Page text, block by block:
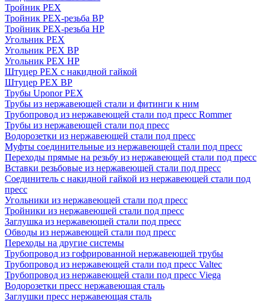
Тройник PEX
Тройник PEX-резьба ВР
Тройник PEX-резьба НР
Угольник PEX
Угольник PEX ВР
Угольник PEX НР
Штуцер PEX c накидной гайкой
Штуцер PEX ВР
Трубы Uponor PEX
Трубы из нержавеющей стали и фитинги к ним
Трубопровод из нержавеющей стали под пресс Rommer
Трубы из нержавеющей стали под пресс
Водорозетки из нержавеющей стали под пресс
Муфты соединительные из нержавеющей стали под пресс
Переходы прямые на резьбу из нержавеющей стали под пресс
Вставки резьбовые из нержавеющей стали под пресс
Соединитель с накидной гайкой из нержавеющей стали под
пресс
Угольники из нержавеющей стали под пресс
Тройники из нержавеющей стали под пресс
Заглушка из нержавеющей стали под пресс
Обводы из нержавеющей стали под пресс
Переходы на другие системы
Трубопровод из гофрированной нержавеющей трубы
Трубопровод из нержавеющей стали под пресс Valtec
Трубопровод из нержавеющей стали под пресс Viega
Водорозетки пресс нержавеющая сталь
Заглушки пресс нержавеющая сталь